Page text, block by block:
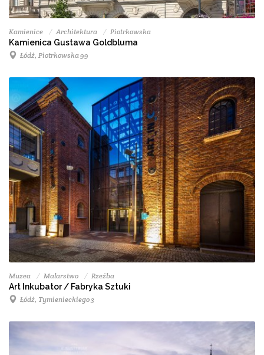
Kamienice Architektura Piotrkowska
Kamienica Gustawa Goldbluma
Łódź, Piotrkowska 99
Muzea Malarstwo Rzeźba
Art Inkubator / Fabryka Sztuki
Łódź, Tymienieckiego 3